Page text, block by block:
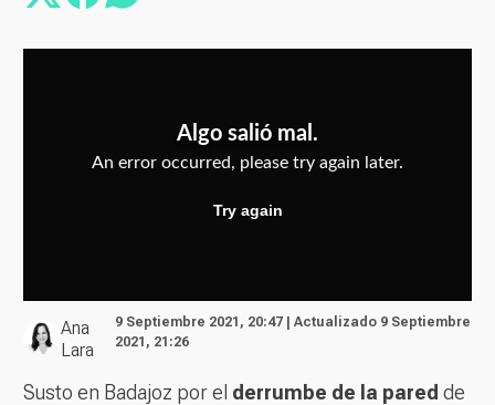
Ana
Lara
9 Septiembre 2021, 20:47 | Actualizado 9 Septiembre
2021, 21:26
Susto en Badajoz por el derrumbe de la pared de